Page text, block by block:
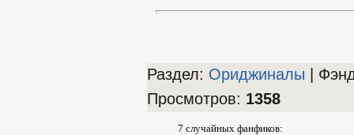
Раздел: Ориджиналы |
Просмотров: 1358
7 случайных фанфиков: